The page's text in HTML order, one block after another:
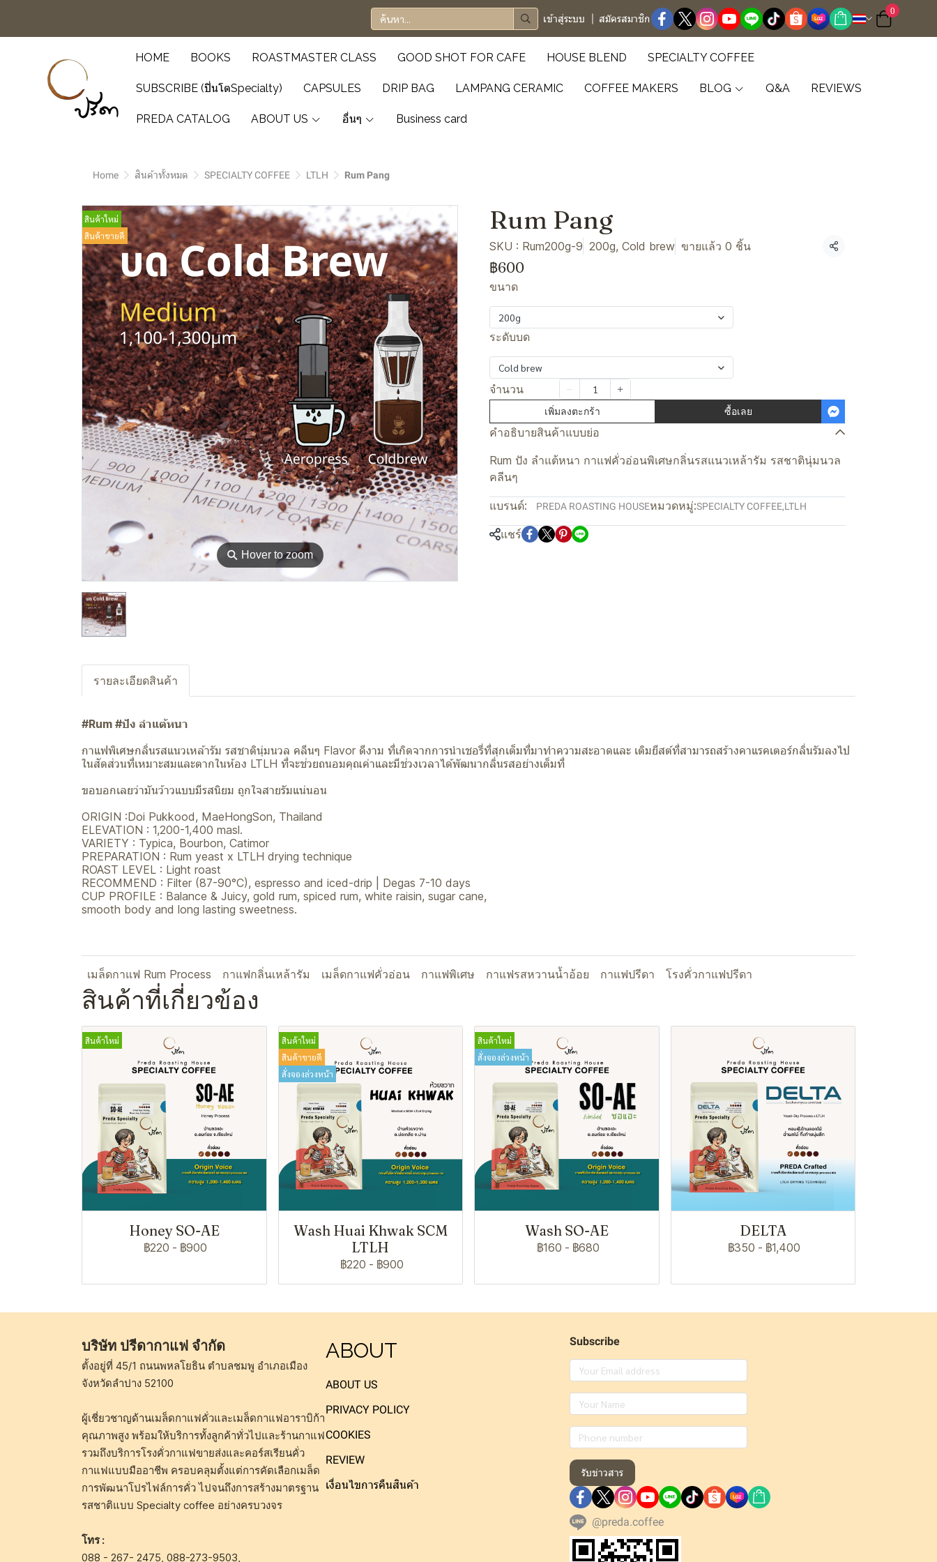
เข้าสู่ระบบ สมัครสมาชิก
0
HOME BOOKS ROASTMASTER CLASS GOOD SHOT FOR CAFE HOUSE BLEND SPECIALTY COFFEE
SUBSCRIBE (ปิ่นโตSpecialty) CAPSULES DRIP BAG LAMPANG CERAMIC COFFEE MAKERS BLOG Q&A REVIEWS
PREDA CATALOG ABOUT US อื่นๆ Business card
Home สินค้าทั้งหมด SPECIALTY COFFEE LTLH Rum Pang
⚲ Hover to zoom
สินค้าใหม่
สินค้าขายดี
Rum Pang
SKU : Rum200g-9 200g, Cold brew ขายแล้ว 0 ชิ้น แชร์
฿600
ขนาด
200g
ระดับบด
Cold brew
จำนวน
เพิ่มลงตะกร้า ซื้อเลย
คำอธิบายสินค้าแบบย่อ
Rum ปัง ลำแต้หนา กาแฟคั่วอ่อนพิเศษกลิ่นรสแนวเหล้ารัม รสชาตินุ่มนวล
คลีนๆ
แบรนด์: PREDA ROASTING HOUSEหมวดหมู่:SPECIALTY COFFEE,LTLH
แชร์
รายละเอียดสินค้า
#Rum #ปัง ลำแต้หนา
กาแฟพิเศษกลิ่นรสแนวเหล้ารัม รสชาตินุ่มนวล คลีนๆ Flavor ดีงาม ที่เกิดจากการนำเชอรี่ที่สุกเต็มที่มาทำความสะอาดและ เติมยีสต์ที่สามารถสร้างคาแรคเตอร์กลิ่นรัมลงไป
ในสัดส่วนที่เหมาะสมและตากในห้อง LTLH ที่จะช่วยถนอมคุณค่าและมีช่วงเวลาได้พัฒนากลิ่นรสอย่างเต็มที่
ขอบอกเลยว่ามันว้าวแบบมีรสนิยม ถูกใจสายรัมแน่นอน
ORIGIN :Doi Pukkood, MaeHongSon, Thailand
ELEVATION : 1,200-1,400 masl.
VARIETY : Typica, Bourbon, Catimor
PREPARATION : Rum yeast x LTLH drying technique
ROAST LEVEL : Light roast
RECOMMEND : Filter (87-90°C), espresso and iced-drip | Degas 7-10 days
CUP PROFILE : Balance & Juicy, gold​ rum, spiced rum, white raisin, sugar cane,
smooth body and long lasting sweetness.
เมล็ดกาแฟ Rum Process กาแฟกลิ่นเหล้ารัม เมล็ดกาแฟคั่วอ่อน กาแฟพิเศษ กาแฟรสหวานน้ำอ้อย กาแฟปรีดา โรงคั่วกาแฟปรีดา
สินค้าที่เกี่ยวข้อง
สินค้าใหม่
Honey SO-AE
฿220 - ฿900
สินค้าใหม่
สินค้าขายดี
สั่งจองล่วงหน้า
Wash Huai Khwak SCM
LTLH
฿220 - ฿900
สินค้าใหม่
สั่งจองล่วงหน้า
Wash SO-AE
฿160 - ฿680
DELTA
฿350 - ฿1,400
บริษัท ปรีดากาแฟ จำกัด
ตั้งอยู่ที่ 45/1 ถนนพหลโยธิน ตำบลชมพู อำเภอเมือง
จังหวัดลำปาง 52100
ผู้เชี่ยวชาญด้านเมล็ดกาแฟคั่วและเมล็ดกาแฟอาราบิก้า
คุณภาพสูง พร้อมให้บริการทั้งลูกค้าทั่วไปและร้านกาแฟ
รวมถึงบริการโรงคั่วกาแฟขายส่งและคอร์สเรียนคั่ว
กาแฟแบบมืออาชีพ ครอบคลุมตั้งแต่การคัดเลือกเมล็ด
การพัฒนาโปรไฟล์การคั่ว ไปจนถึงการสร้างมาตรฐาน
รสชาติแบบ Specialty coffee อย่างครบวงจร
โทร :
088 - 267- 2475 088-273-9503
ABOUT
ABOUT US
PRIVACY POLICY
COOKIES
REVIEW
เงื่อนไขการคืนสินค้า
Subscribe
รับข่าวสาร
@preda.coffee